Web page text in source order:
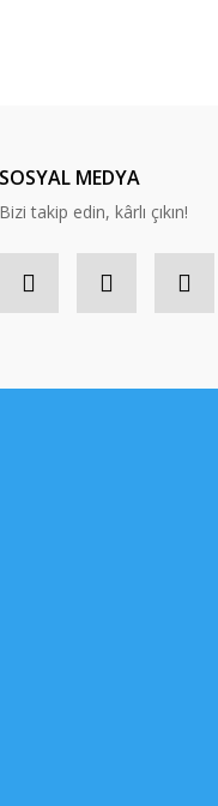
SOSYAL MEDYA
Bizi takip edin, kârlı çıkın!